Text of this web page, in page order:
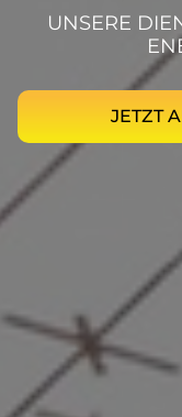
UNSERE
JETZT